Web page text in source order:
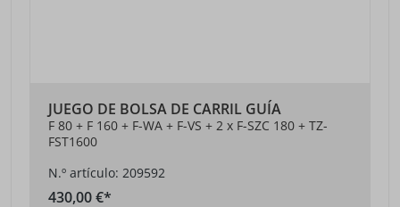
JUEGO DE BOLSA DE CARRIL GUÍA
F 80 + F 160 + F-WA + F-VS + 2 x F-SZC 180 + TZ-
FST1600
N.º artículo: 209592
430,00 €*